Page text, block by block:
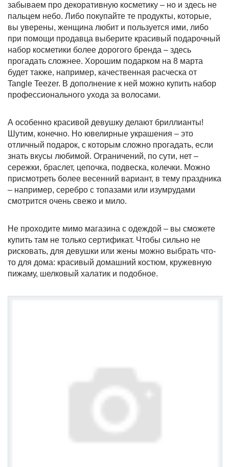
забываем про декоративную косметику – но и здесь не
пальцем небо. Либо покупайте те продукты, которые,
вы уверены, женщина любит и пользуется ими, либо
при помощи продавца выберите красивый подарочный
набор косметики более дорогого бренда – здесь
прогадать сложнее. Хорошим подарком на 8 марта
будет также, например, качественная расческа от
Tangle Teezer. В дополнение к ней можно купить набор
профессионального ухода за волосами.
А особенно красивой девушку делают бриллианты!
Шутим, конечно. Но ювелирные украшения – это
отличный подарок, с которым сложно прогадать, если
знать вкусы любимой. Ограничений, по сути, нет –
сережки, браслет, цепочка, подвеска, колечки. Можно
присмотреть более весенний вариант, в тему праздника
– например, серебро с топазами или изумрудами
смотрится очень свежо и мило.
Не проходите мимо магазина с одеждой – вы сможете
купить там не только сертификат. Чтобы сильно не
рисковать, для девушки или жены можно выбрать что-
то для дома: красивый домашний костюм, кружевную
пижаму, шелковый халатик и подобное.